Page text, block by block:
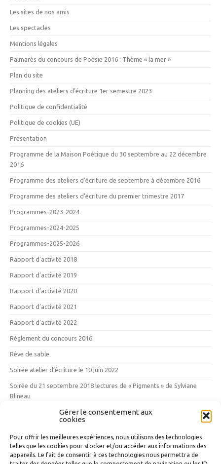
Gérer le consentement aux
cookies
Pour offrir les meilleures expériences, nous utilisons des technologies
telles que les cookies pour stocker et/ou accéder aux informations des
appareils. Le fait de consentir à ces technologies nous permettra de
Les sites de nos amis
Les spectacles
Mentions légales
Palmarès du concours de Poésie 2016 : Thème « la mer »
Plan du site
Planning des ateliers d’écriture 1er semestre 2023
Politique de confidentialité
Politique de cookies (UE)
Présentation
Programme de la Maison Poétique du 30 septembre au 22 décembre
2016
Programme des ateliers d’écriture de septembre à décembre 2016
Programme des ateliers d’écriture du premier trimestre 2017
Programmes-2023-2024
Programmes-2024-2025
Programmes-2025-2026
Rapport d’activité 2018
Rapport d’activité 2019
Rapport d’activité 2020
Rapport d’activité 2021
Rapport d’activité 2022
Règlement du concours 2016
Rêve de sable
Soirée atelier d’écriture le 10 juin 2022
Soirée du 21 septembre 2018 lectures de « Pigments » de Sylviane
Blineau
Vendredi 12 mai 2017 : les 10 ans des Mille Poètes
Nuage d’étiquettes